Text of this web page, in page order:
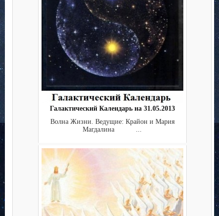
Галактический Календарь на 31.05.2013
Волна Жизни. Ведущие: Крайон и Мария
Магдалина ...